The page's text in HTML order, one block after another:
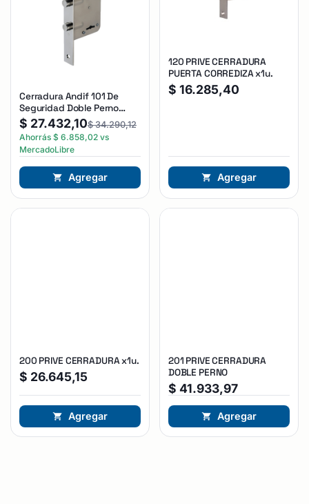
Cerradura Andif 101 De
Seguridad Doble Perno
Reforzada Plateado
$ 27.432,10$34.290,12
Ahorrás $ 6.858,02 vs
MercadoLibre
Agregar
120 PRIVE CERRADURA
PUERTA CORREDIZA x1u.
$ 16.285,40
Agregar
200 PRIVE CERRADURA x1u.
$ 26.645,15
Agregar
201 PRIVE CERRADURA
DOBLE PERNO
$ 41.933,97
Agregar